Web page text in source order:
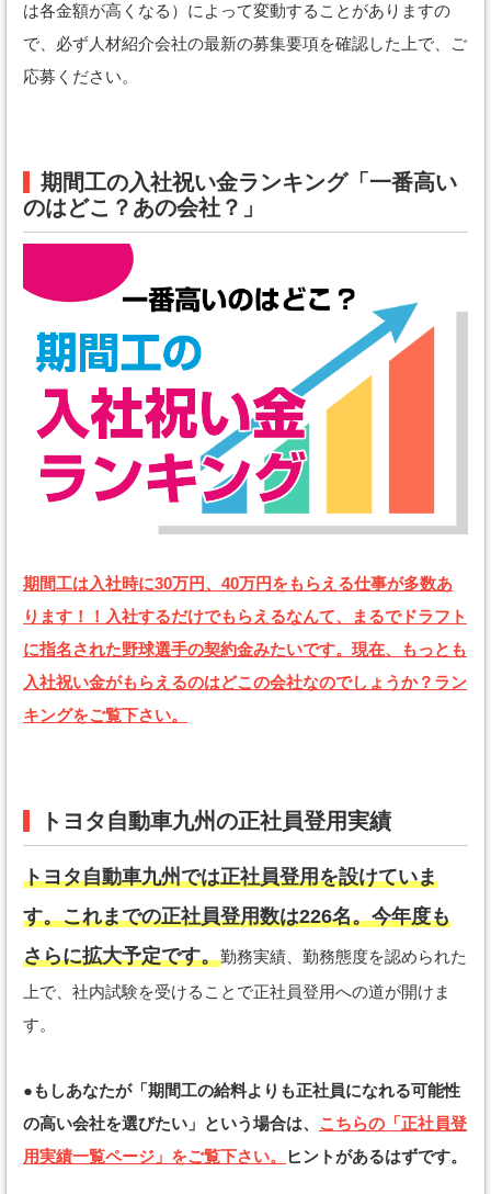
は各金額が高くなる）によって変動することがありますの
で、必ず人材紹介会社の最新の募集要項を確認した上で、ご
応募ください。
期間工の入社祝い金ランキング「一番高い
のはどこ？あの会社？」
期間工は入社時に30万円、40万円をもらえる仕事が多数あ
ります！！入社するだけでもらえるなんて、まるでドラフト
に指名された野球選手の契約金みたいです。現在、もっとも
入社祝い金がもらえるのはどこの会社なのでしょうか？ラン
キングをご覧下さい。
トヨタ自動車九州の正社員登用実績
トヨタ自動車九州では正社員登用を設けていま
す。これまでの正社員登用数は226名。今年度も
さらに拡大予定です。勤務実績、勤務態度を認められた
上で、社内試験を受けることで正社員登用への道が開けま
す。
●もしあなたが「期間工の給料よりも正社員になれる可能性
の高い会社を選びたい」という場合は、 こちらの「正社員登
用実績一覧ページ」をご覧下さい。
ヒントがあるはずです。